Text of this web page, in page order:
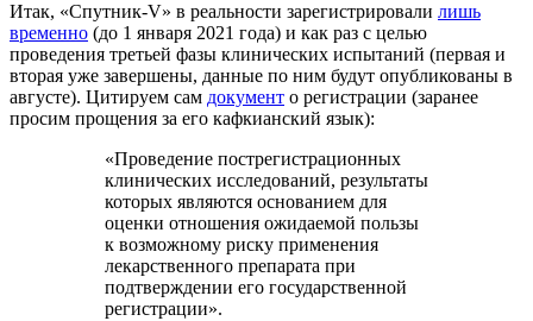
Итак, «Спутник-V» в реальности зарегистрировали лишь
временно (до 1 января 2021 года) и как раз с целью
проведения третьей фазы клинических испытаний (первая и
вторая уже завершены, данные по ним будут опубликованы в
августе). Цитируем сам документ о регистрации (заранее
просим прощения за его кафкианский язык):
«Проведение пострегистрационных
клинических исследований, результаты
которых являются основанием для
оценки отношения ожидаемой пользы
к возможному риску применения
лекарственного препарата при
подтверждении его государственной
регистрации».